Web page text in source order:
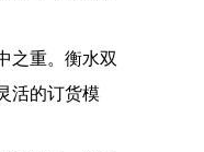
之重。衡水双
活的订货模